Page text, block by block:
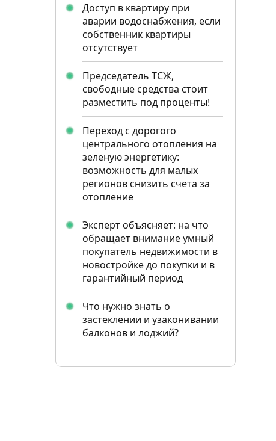
Доступ в квартиру при
аварии водоснабжения, если
собственник квартиры
отсутствует
Председатель ТСЖ,
свободные средства стоит
разместить под проценты!
Переход с дорогого
центрального отопления на
зеленую энергетику:
возможность для малых
регионов снизить счета за
отопление
Эксперт объясняет: на что
обращает внимание умный
покупатель недвижимости в
новостройке до покупки и в
гарантийный период
Что нужно знать о
застеклении и узаконивании
балконов и лоджий?